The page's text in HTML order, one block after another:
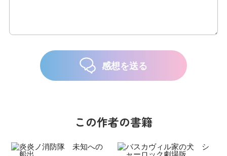
感想を送る
この作者の書籍